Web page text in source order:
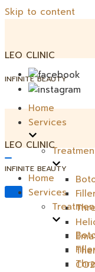
Skip to content
LEO CLINIC
INFINITE BEAUTY
Home
Services
LEO CLINIC
INFINITE BEAUTY
Toggle
Navigation
Navigation
Home
Services